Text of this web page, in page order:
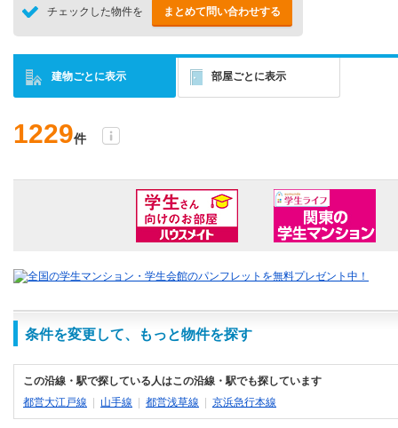
チェックした物件を まとめて問い合わせする
建物ごとに表示 部屋ごとに表示
1229件
条件を変更して、もっと物件を探す
この沿線・駅で探している人はこの沿線・駅でも探しています
都営大江戸線
山手線 都営浅草線 京浜急行本線